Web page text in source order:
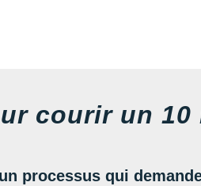
courir un 10
un processus qui